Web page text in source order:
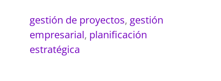
gestión de proyectos, gestión
empresarial, planificación
estratégica